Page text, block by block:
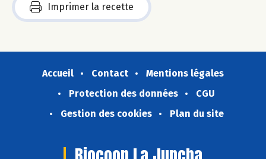
Imprimer la recette
Accueil Contact
Mentions légales
Protection des données
CGU
Gestion des cookies
Plan du site